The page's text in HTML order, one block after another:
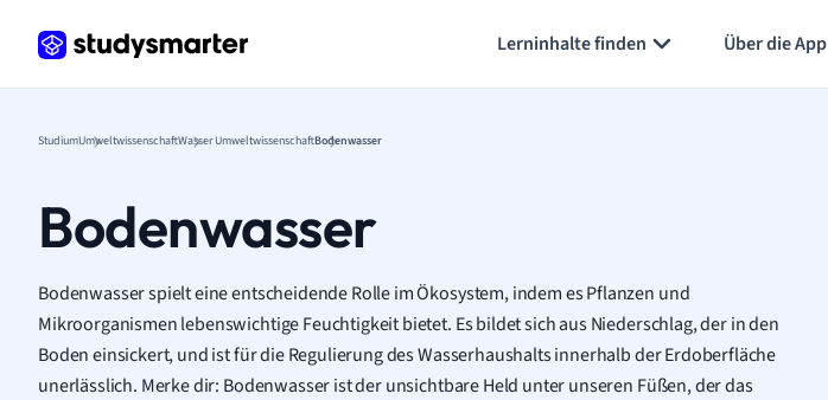
Lerninhalte finden Über die App
StudiumUmweltwissenschaftWasser UmweltwissenschaftBodenwasser
Bodenwasser
Bodenwasser spielt eine entscheidende Rolle im Ökosystem, indem es Pflanzen und
Mikroorganismen lebenswichtige Feuchtigkeit bietet. Es bildet sich aus Niederschlag, der in den
Boden einsickert, und ist für die Regulierung des Wasserhaushalts innerhalb der Erdoberfläche
unerlässlich. Merke dir: Bodenwasser ist der unsichtbare Held unter unseren Füßen, der das